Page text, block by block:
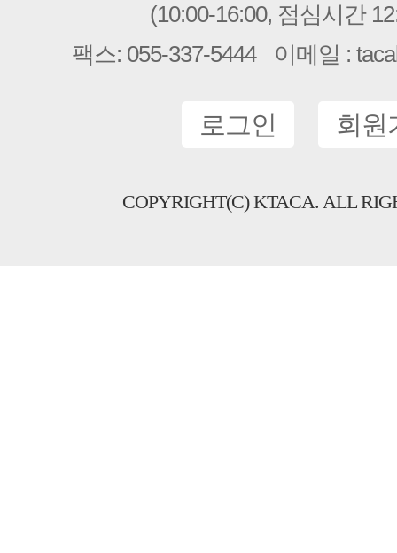
(10:00-16:00, 점심시간
팩스: 055-337-5444
이메일 :
로그인 회원
COPYRIGHT(C) KTACA. ALL